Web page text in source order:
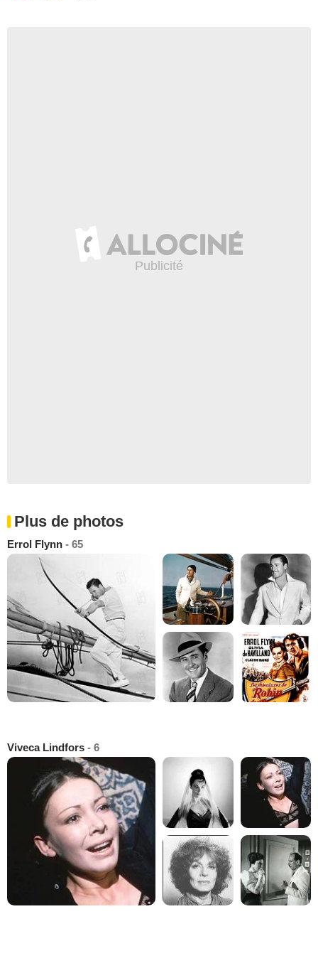
Plus de photos
Errol Flynn - 65
Viveca Lindfors - 6